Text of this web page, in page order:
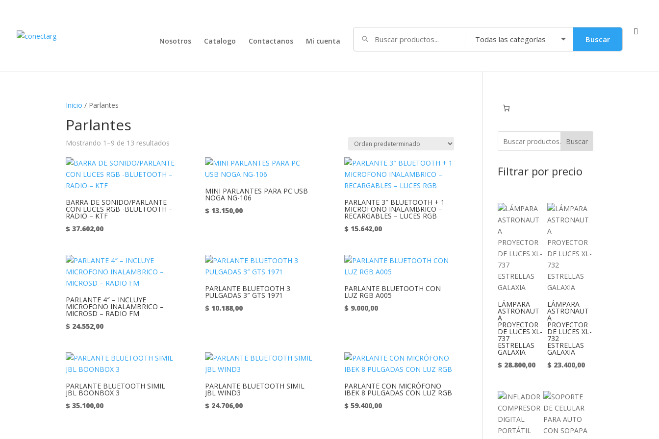
Nosotros Catalogo Contactanos Mi cuenta Buscar
Inicio / Parlantes
Parlantes
Mostrando 1–9 de 13 resultados
BARRA DE SONIDO/PARLANTE
CON LUCES RGB -BLUETOOTH –
RADIO – KTF
$ 37.602,00
MINI PARLANTES PARA PC USB
NOGA NG-106
$13.150,00
PARLANTE 3″ BLUETOOTH + 1
MICROFONO INALAMBRICO –
RECARGABLES – LUCES RGB
$15.642,00
PARLANTE 4″ – INCLUYE
MICROFONO INALAMBRICO –
MICROSD – RADIO FM
$ 24.552,00
PARLANTE BLUETOOTH 3
PULGADAS 3″ GTS 1971
$10.188,00
PARLANTE BLUETOOTH CON
LUZ RGB A005
$9.000,00
PARLANTE BLUETOOTH SIMIL
JBL BOONBOX 3
$ 35.100,00
PARLANTE BLUETOOTH SIMIL
JBL WIND3
$24.706,00
PARLANTE CON MICRÓFONO
IBEK 8 PULGADAS CON LUZ RGB
$59.400,00
Buscar
Filtrar por precio
LÁMPARA
ASTRONAUT
A
PROYECTOR
DE LUCES XL-
737
ESTRELLAS
GALAXIA
$ 28.800,00
LÁMPARA
ASTRONAUT
A
PROYECTOR
DE LUCES XL-
732
ESTRELLAS
GALAXIA
$ 23.400,00